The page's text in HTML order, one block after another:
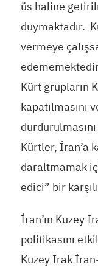
üs haline
duymaktadır.
vermeye
Kürt grupların
kapatılmasını
Kürtler, İran’a
daraltmamak
edici” bir
İran’ın Kuzey
politikasını
Kuzey Irak